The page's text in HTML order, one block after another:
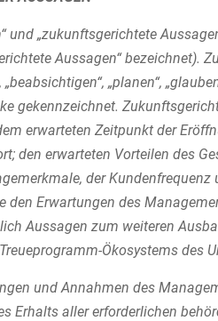
„zukunftsgerichtete
Aussagen“ bezeichnet).
„planen“,
gekennzeichnet.
erwarteten Zeitpunkt der
den erwarteten Vorteilen des
der Kundenfrequenz
den Erwartungen des
Aussagen zum weiteren
Ökosystems des
und Annahmen des
Erhalts aller erforderlichen